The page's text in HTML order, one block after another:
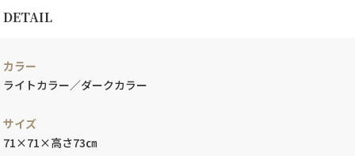
DETAIL
カラー
ライトカラー／ダークカラー
サイズ
71×71×高さ73㎝